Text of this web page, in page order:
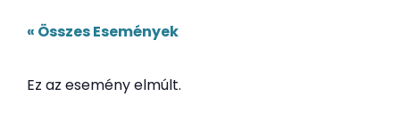
« Összes Események
Ez az esemény elmúlt.